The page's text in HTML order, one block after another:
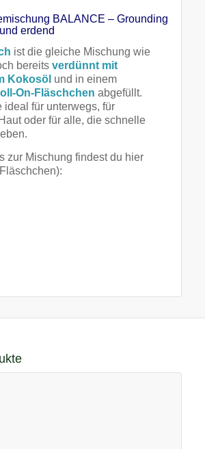
BALANCE – Grounding
erdend
ist die gleiche Mischung wie
bereits verdünnt mit
Kokosöl und in einem
On-Fläschchen abgefüllt.
ideal für unterwegs, für
oder für alle, die schnelle
zur Mischung findest du hier